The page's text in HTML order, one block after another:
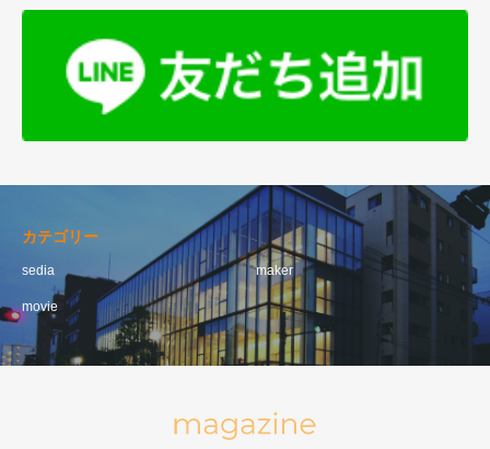
カテゴリー
sedia maker
movie